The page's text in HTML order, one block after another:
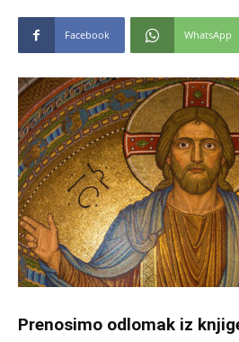
Facebook WhatsApp
Prenosimo odlomak iz